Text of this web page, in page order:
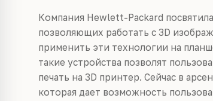
Компания Hewlett-Packard
позволяющих работать с 3D
применить эти технологии на
такие устройства позволят
печать на 3D принтер. Сейчас в
которая дает возможность